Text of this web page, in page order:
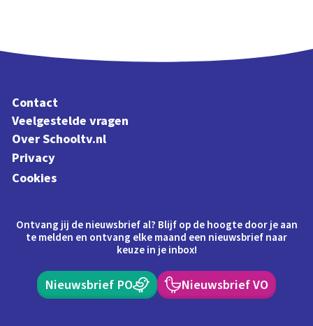
Contact
Veelgestelde vragen
Over Schooltv.nl
Privacy
Cookies
Ontvang jij de nieuwsbrief al? Blijf op de hoogte door je aan
te melden en ontvang elke maand een nieuwsbrief naar
keuze in je inbox!
Nieuwsbrief PO Nieuwsbrief VO